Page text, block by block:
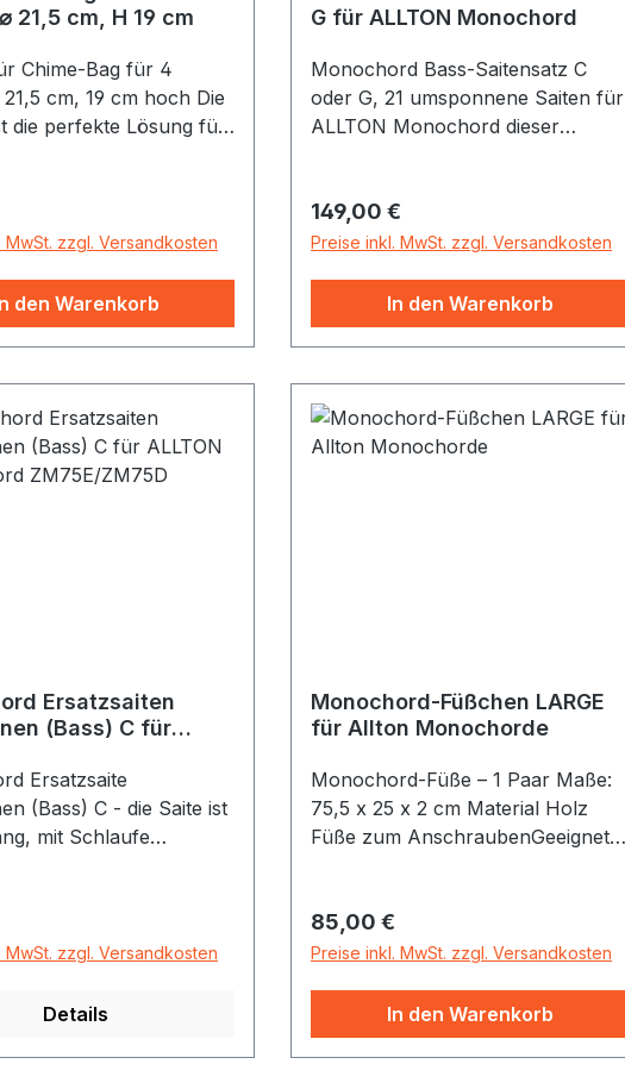
Koshis, ⌀ 21,5 cm, H 19 cm
Chime-Bag für 4
cm, 19 cm hoch Die
die perfekte Lösung für
Tragetasche mit
Tragegriff.
Preis:
MwSt. zzgl. Versandkosten
den Warenkorb
G für ALLTON Monochord
Monochord Bass-Saitensatz C
oder G, 21 umsponnene Saiten für
ALLTON Monochord dieser
aufgespannt werden. Saiten sind
alle umsponnen, klingen dadurch
obertonreich, dafür ist die
Vibration der Töne stärker
spürbar.
Regulärer Preis:
149,00 €
Preise inkl. MwSt. zzgl. Versandkosten
In den Warenkorb
Ersatzsaiten
(Bass) C für
Ersatzsaite
(Bass) C - die Saite ist
mit Schlaufe
ZM75 E oder
Preis:
MwSt. zzgl. Versandkosten
Details
Monochord-Füßchen LARGE
für Allton Monochorde
Monochord-Füße – 1 Paar Maße:
75,5 x 25 x 2 cm Material Holz
Füße zum AnschraubenGeeignet
ALLTON Konzert-Monochord,
doppelseitig bespannt, 109 cm Die
ermöglichen das Spielen in
angenehmer Spielhöhe. Mit den
längeren Füßchen kann das
Regulärer Preis:
85,00 €
Preise inkl. MwSt. zzgl. Versandkosten
In den Warenkorb